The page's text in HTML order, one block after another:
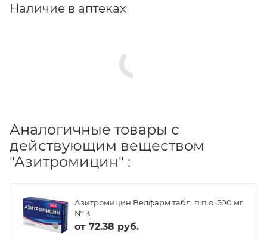
Наличие в аптеках
Аналогичные товары с
действующим веществом
"Азитромицин" :
Азитромицин Велфарм табл. п.п.о. 500 мг
№ 3
от 72.38 руб.